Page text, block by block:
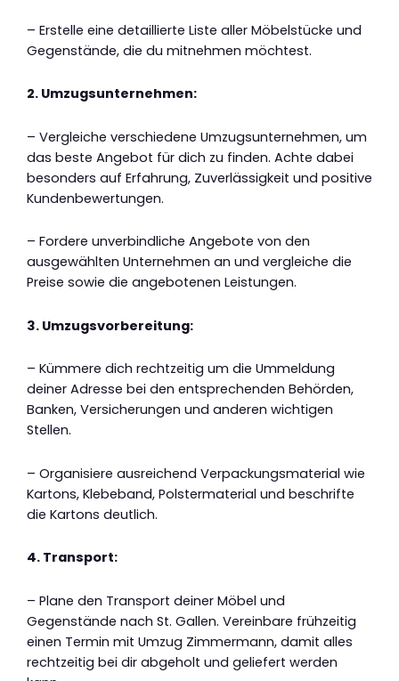
– Erstelle eine detaillierte Liste aller Möbelstücke und
Gegenstände, die du mitnehmen möchtest.
2. Umzugsunternehmen:
– Vergleiche verschiedene Umzugsunternehmen, um
das beste Angebot für dich zu finden. Achte dabei
besonders auf Erfahrung, Zuverlässigkeit und positive
Kundenbewertungen.
– Fordere unverbindliche Angebote von den
ausgewählten Unternehmen an und vergleiche die
Preise sowie die angebotenen Leistungen.
3. Umzugsvorbereitung:
– Kümmere dich rechtzeitig um die Ummeldung
deiner Adresse bei den entsprechenden Behörden,
Banken, Versicherungen und anderen wichtigen
Stellen.
– Organisiere ausreichend Verpackungsmaterial wie
Kartons, Klebeband, Polstermaterial und beschrifte
die Kartons deutlich.
4. Transport:
– Plane den Transport deiner Möbel und
Gegenstände nach St. Gallen. Vereinbare frühzeitig
einen Termin mit Umzug Zimmermann, damit alles
rechtzeitig bei dir abgeholt und geliefert werden